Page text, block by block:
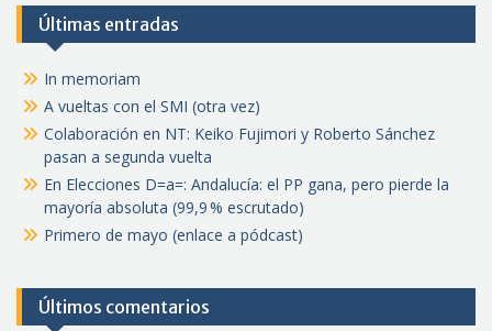
Últimas entradas
In memoriam
A vueltas con el SMI (otra vez)
Colaboración en NT: Keiko Fujimori y Roberto Sánchez
pasan a segunda vuelta
En Elecciones D=a=: Andalucía: el PP gana, pero pierde la
mayoría absoluta (99,9 % escrutado)
Primero de mayo (enlace a pódcast)
Últimos comentarios